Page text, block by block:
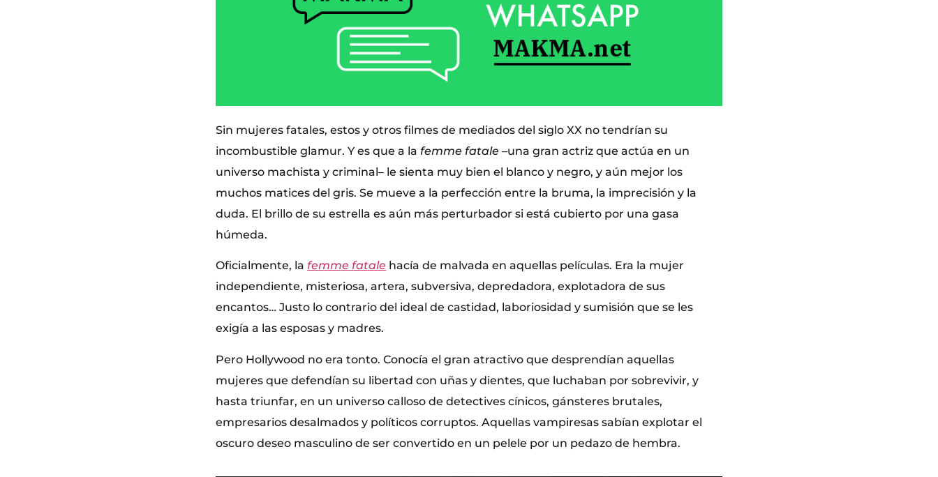
Sin mujeres fatales, estos y otros filmes de mediados del siglo XX no tendrían su
incombustible glamur. Y es que a la femme fatale –una gran actriz que actúa en un
universo machista y criminal– le sienta muy bien el blanco y negro, y aún mejor los
muchos matices del gris. Se mueve a la perfección entre la bruma, la imprecisión y la
duda. El brillo de su estrella es aún más perturbador si está cubierto por una gasa
húmeda.
Oficialmente, la femme fatale hacía de malvada en aquellas películas. Era la mujer
independiente, misteriosa, artera, subversiva, depredadora, explotadora de sus
encantos… Justo lo contrario del ideal de castidad, laboriosidad y sumisión que se les
exigía a las esposas y madres.
Pero Hollywood no era tonto. Conocía el gran atractivo que desprendían aquellas
mujeres que defendían su libertad con uñas y dientes, que luchaban por sobrevivir, y
hasta triunfar, en un universo calloso de detectives cínicos, gánsteres brutales,
empresarios desalmados y políticos corruptos. Aquellas vampiresas sabían explotar el
oscuro deseo masculino de ser convertido en un pelele por un pedazo de hembra.